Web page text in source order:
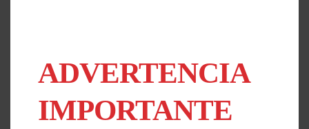
Función de circulación de aire caliente
Función grill
Función de humidificación por pulso
Control manual de temperatura y tiempo
ADVERTENCIA
IMPORTANTE